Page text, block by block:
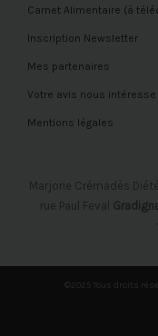
Carnet Alimentaire (à
Inscription Newsletter
Mes partenaires
Votre avis nous intéresse
Mentions légales
Marjorie Crémadès
rue Paul Feval
©2025 Tous droits